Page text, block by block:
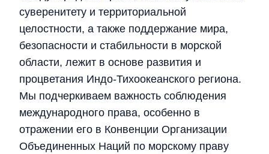
суверенитету и территориальной
целостности, а также поддержание мира,
безопасности и стабильности в морской
области, лежит в основе развития и
процветания Индо-Тихоокеанского региона.
Мы подчеркиваем важность соблюдения
международного права, особенно в
отражении его в Конвенции Организации
Объединенных Наций по морскому праву